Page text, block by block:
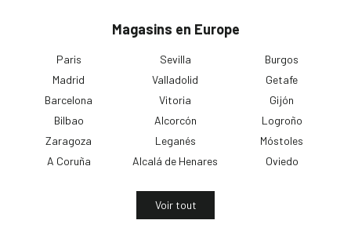
Magasins en Europe
Paris
Madrid
Barcelona
Bilbao
Zaragoza
A Coruña
Sevilla
Valladolid
Vitoria
Alcorcón
Leganés
Alcalá de Henares
Burgos
Getafe
Gijón
Logroño
Móstoles
Oviedo
Voir tout